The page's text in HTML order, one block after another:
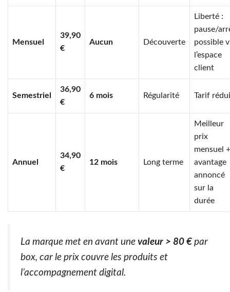
Mensuel
39,90
€
Aucun Découverte
Liberté :
pause/
possible
l’espace
client
Semestriel
36,90
€
6 mois Régularité Tarif
Annuel
34,90
€
12 mois Long terme
Meilleur
prix
mensuel +
avantage
annoncé
sur la
durée
La marque met en avant une valeur > 80 € par
box, car le prix couvre les produits et
l’accompagnement digital.